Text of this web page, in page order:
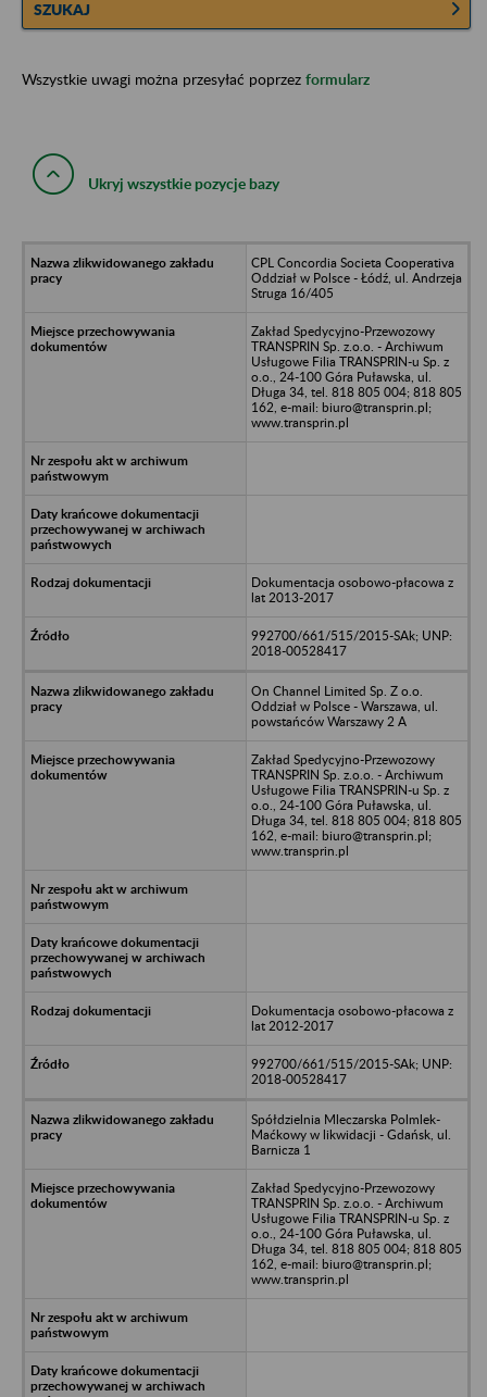
SZUKAJ
Wszystkie uwagi można przesyłać poprzez formularz
Ukryj wszystkie pozycje bazy
CPL Concordia Societa Cooperativa
Oddział w Polsce - Łódź, ul. Andrzeja
Struga 16/405
Zakład Spedycyjno-Przewozowy
TRANSPRIN Sp. z.o.o. - Archiwum
Usługowe Filia TRANSPRIN-u Sp. z
o.o., 24-100 Góra Puławska, ul.
Długa 34, tel. 818 805 004; 818 805
162, e-mail: biuro@transprin.pl;
www.transprin.pl
Dokumentacja osobowo-płacowa z
lat 2013-2017
992700/661/515/2015-SAk; UNP:
2018-00528417
On Channel Limited Sp. Z o.o.
Oddział w Polsce - Warszawa, ul.
powstańców Warszawy 2 A
Zakład Spedycyjno-Przewozowy
TRANSPRIN Sp. z.o.o. - Archiwum
Usługowe Filia TRANSPRIN-u Sp. z
o.o., 24-100 Góra Puławska, ul.
Długa 34, tel. 818 805 004; 818 805
162, e-mail: biuro@transprin.pl;
www.transprin.pl
Dokumentacja osobowo-płacowa z
lat 2012-2017
992700/661/515/2015-SAk; UNP:
2018-00528417
Spółdzielnia Mleczarska Polmlek-
Maćkowy w likwidacji - Gdańsk, ul.
Barnicza 1
Zakład Spedycyjno-Przewozowy
TRANSPRIN Sp. z.o.o. - Archiwum
Usługowe Filia TRANSPRIN-u Sp. z
o.o., 24-100 Góra Puławska, ul.
Długa 34, tel. 818 805 004; 818 805
162, e-mail: biuro@transprin.pl;
www.transprin.pl